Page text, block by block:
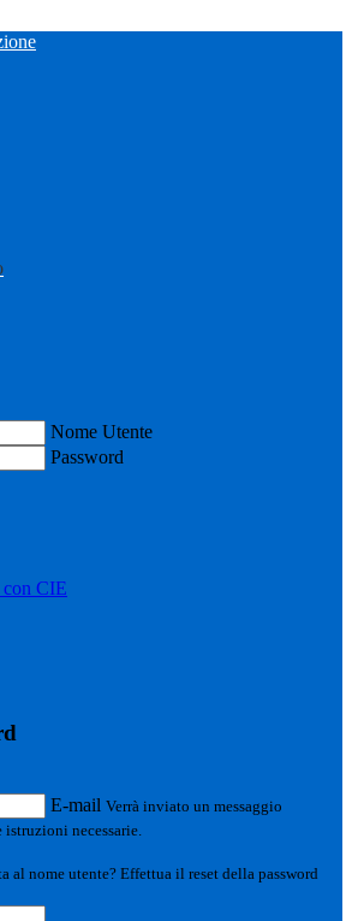
Nome Utente
Password
con CIE
E-mail Verrà inviato un messaggio
necessarie.
al nome utente? Effettua il reset della password